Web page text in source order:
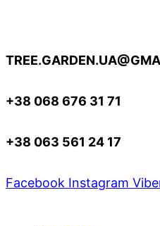
+38 068 676 31 71
+38 063 561 24 17
Facebook Instagram